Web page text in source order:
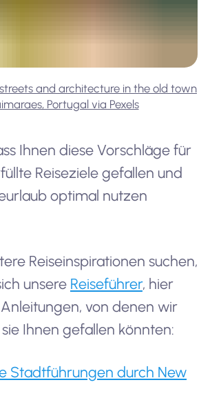
and architecture in the old town
Portugal via Pexels
Ihnen diese Vorschläge für
Reiseziele gefallen und
optimal nutzen
Reiseinspirationen suchen,
unsere Reiseführer, hier
von denen wir
Ihnen gefallen könnten:
Stadtführungen durch New